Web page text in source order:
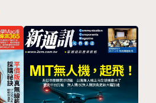
智動化雜誌》將會是市面
的自動化專業媒體。
控制器務、PC Based、PAC控
技術、機器視覺、IPC Form Fa
運動控制、自動化整合技術、U